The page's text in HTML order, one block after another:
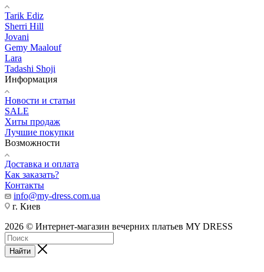
Tarik Ediz
Sherri Hill
Jovani
Gemy Maalouf
Lara
Tadashi Shoji
Информация
Новости и статьи
SALE
Хиты продаж
Лучшие покупки
Возможности
Доставка и оплата
Как заказать?
Контакты
info@my-dress.com.ua
г. Киев
2026 © Интернет-магазин вечерних платьев MY DRESS
Найти